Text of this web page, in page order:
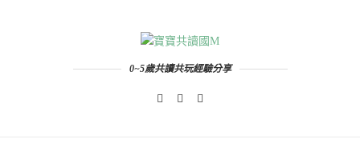
0~5歲共讀共玩經驗分享